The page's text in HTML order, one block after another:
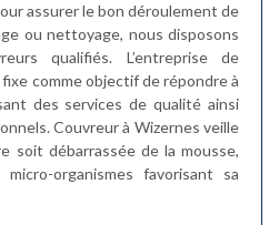
assurer le bon déroulement de
ou nettoyage, nous disposons
qualifiés. L’entreprise de
comme objectif de répondre à
des services de qualité ainsi
Couvreur à Wizernes veille
soit débarrassée de la mousse,
organismes favorisant sa